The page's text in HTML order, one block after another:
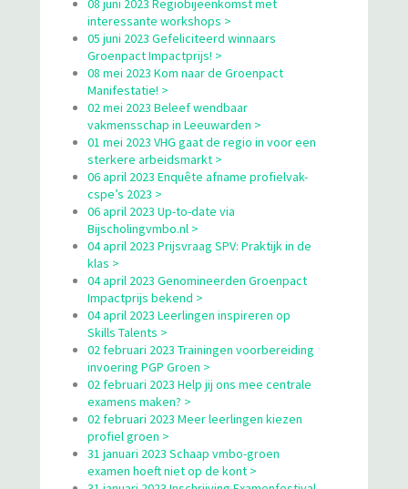
08 juni 2023 Regiobijeenkomst met
interessante workshops >
05 juni 2023 Gefeliciteerd winnaars
Groenpact Impactprijs! >
08 mei 2023 Kom naar de Groenpact
Manifestatie! >
02 mei 2023 Beleef wendbaar
vakmensschap in Leeuwarden >
01 mei 2023 VHG gaat de regio in voor een
sterkere arbeidsmarkt >
06 april 2023 Enquête afname profielvak-
cspe’s 2023 >
06 april 2023 Up-to-date via
Bijscholingvmbo.nl >
04 april 2023 Prijsvraag SPV: Praktijk in de
klas >
04 april 2023 Genomineerden Groenpact
Impactprijs bekend >
04 april 2023 Leerlingen inspireren op
Skills Talents >
02 februari 2023 Trainingen voorbereiding
invoering PGP Groen >
02 februari 2023 Help jij ons mee centrale
examens maken? >
02 februari 2023 Meer leerlingen kiezen
profiel groen >
31 januari 2023 Schaap vmbo-groen
examen hoeft niet op de kont >